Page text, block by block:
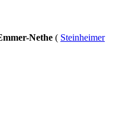
Nethe ( Steinheimer